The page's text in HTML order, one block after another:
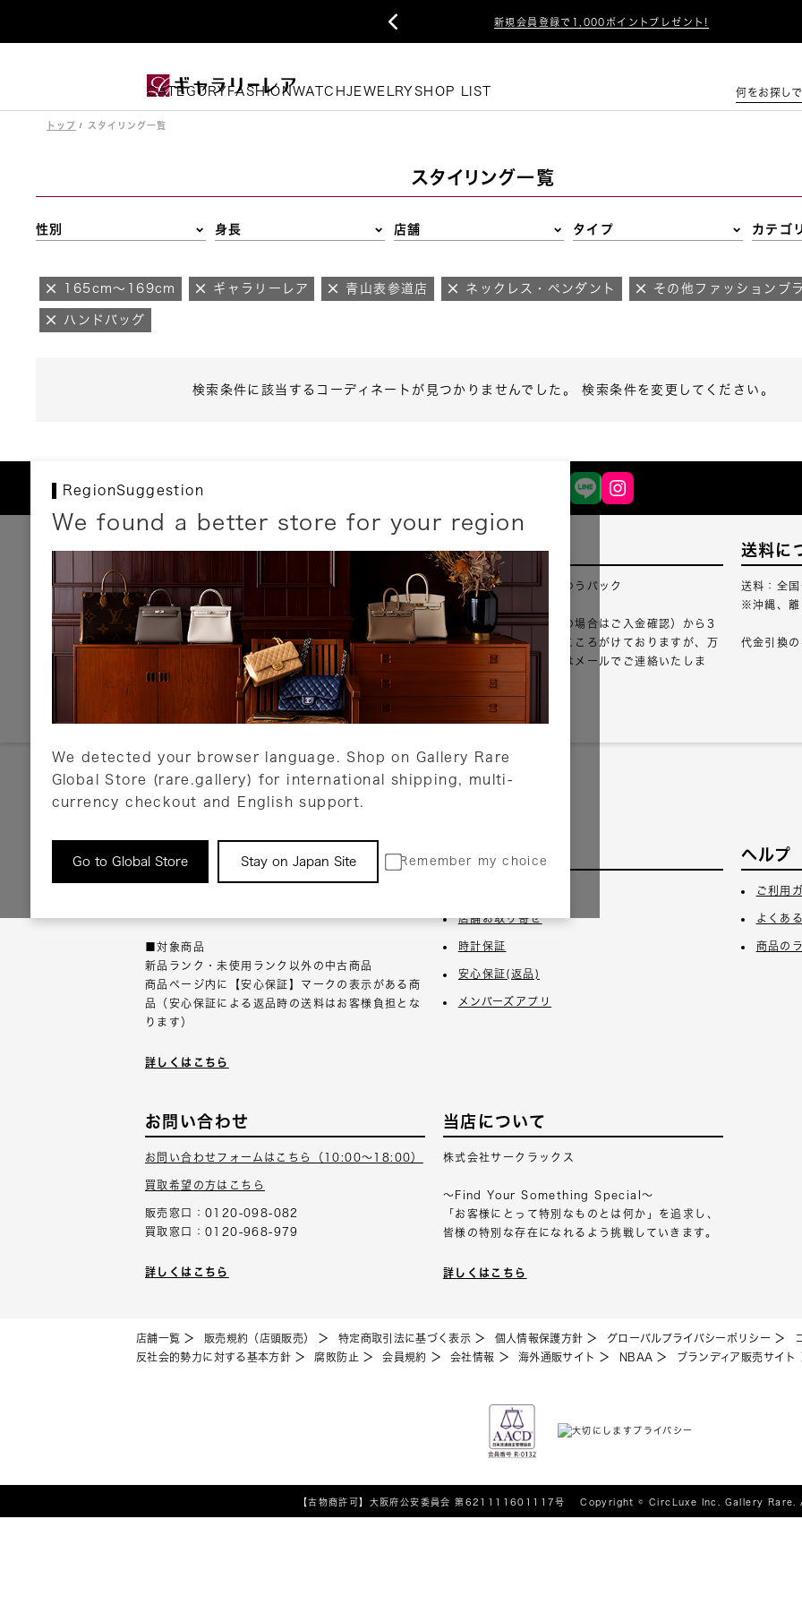
新規会員登録で1,000ポイントプレゼント!

CATEGORY FASHIONWATCHJEWELRY SHOP LIST 何をお探し
トップ スタイリング一覧
スタイリング一覧
性別 身長 店舗 タイプ カテゴリ
165cm～169cm ギャラリーレア 青山表参道店 ネックレス・ペンダント その他ファッションブ
ハンドバッグ
検索条件に該当するコーディネートが見つかりませんでした。 検索条件を変更してください。
RegionSuggestion
We found a better store for your region
We detected your browser language. Shop on Gallery Rare
Global Store (rare.gallery) for international shipping, multi-
currency checkout and English support.
Go to Global Store Stay on Japan Site Remember my choice
お支払いについて
以下のお支払方法が利用可能です。
クレジットカード
ショッピングローン
銀行振込・郵便振替
代金引換
Amazon Pay
PayPay
店頭支払い
詳しくはこちら
配送について
配送業者：佐川急便・ゆうパック
ご注文確認（銀行振込の場合はご入金確認）から3
営業日以内のご出荷をこころがけておりますが、万
が一出荷が遅れる場合はメールでご連絡いたしま
詳しくはこちら
送料に
送料：全
※沖縄、離
代金引換
返品について
■対象商品
新品ランク・未使用ランク以外の中古商品
商品ページ内に【安心保証】マークの表示がある商
品（安心保証による返品時の送料はお客様負担とな
ります）
詳しくはこちら
サービス
店舗お取り寄せ
時計保証
安心保証(返品)
メンバーズアプリ
ヘルプ
ご利用
よくあ
商品の
お問い合わせ
お問い合わせフォームはこちら（10:00～18:00）
買取希望の方はこちら
販売窓口：0120-098-082
買取窓口：0120-968-979
詳しくはこちら
当店について
株式会社サークラックス
～Find Your Something Special～
「お客様にとって特別なものとは何か」を追求し、
皆様の特別な存在になれるよう挑戦していきます。
詳しくはこちら
店舗一覧 販売規約（店頭販売） 特定商取引法に基づく表示 個人情報保護方針 グローバルプライバシーポリシー
反社会的勢力に対する基本方針
腐敗防止 会員規約 会社情報 海外通販サイト NBAA ブランディア販売サイト
【古物商許可】 大阪府公安委員会 第621111601117号 Copyright © CircLuxe Inc. Gallery Rare.